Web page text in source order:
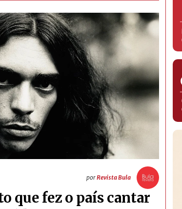
porRevista Bula
que fez o país cantar